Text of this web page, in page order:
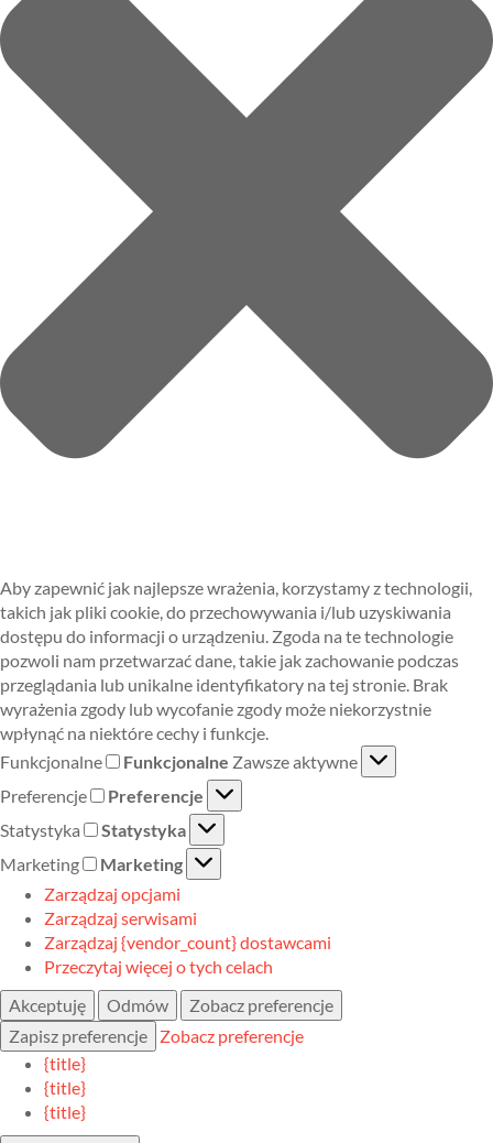
Aby zapewnić jak najlepsze wrażenia, korzystamy z technologii,
takich jak pliki cookie, do przechowywania i/lub uzyskiwania
dostępu do informacji o urządzeniu. Zgoda na te technologie
pozwoli nam przetwarzać dane, takie jak zachowanie podczas
przeglądania lub unikalne identyfikatory na tej stronie. Brak
wyrażenia zgody lub wycofanie zgody może niekorzystnie
wpłynąć na niektóre cechy i funkcje.
Funkcjonalne
Funkcjonalne Zawsze aktywne
Preferencje
Preferencje
Statystyka
Statystyka
Marketing
Marketing
Zarządzaj opcjami
Zarządzaj serwisami
Zarządzaj {vendor_count} dostawcami
Przeczytaj więcej o tych celach
Akceptuję
Odmów
Zobacz preferencje
Zapisz preferencje
Zobacz preferencje
{title}
{title}
{title}